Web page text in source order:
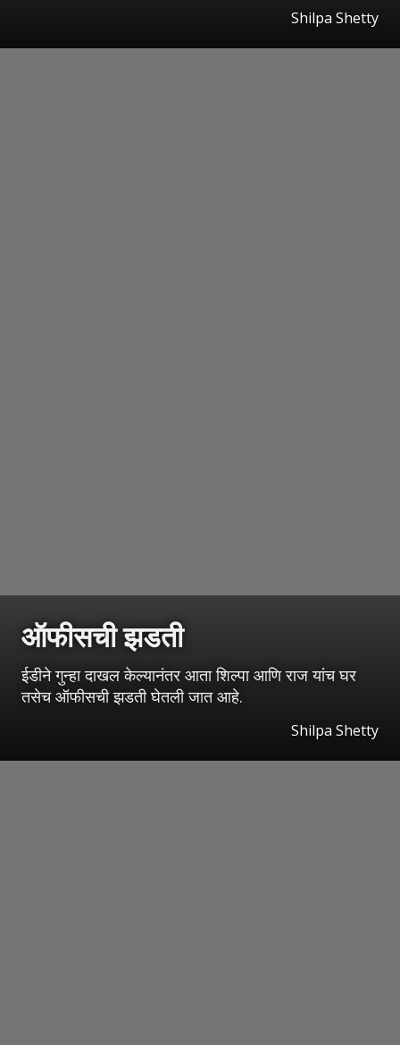
Shilpa Shetty
ऑफीसची झडती
ईडीने गुन्हा दाखल केल्यानंतर आता शिल्पा आणि राज यांच घर
तसेच ऑफीसची झडती घेतली जात आहे.
Shilpa Shetty